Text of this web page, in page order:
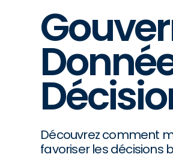
Découvrez comment
favoriser les décisions